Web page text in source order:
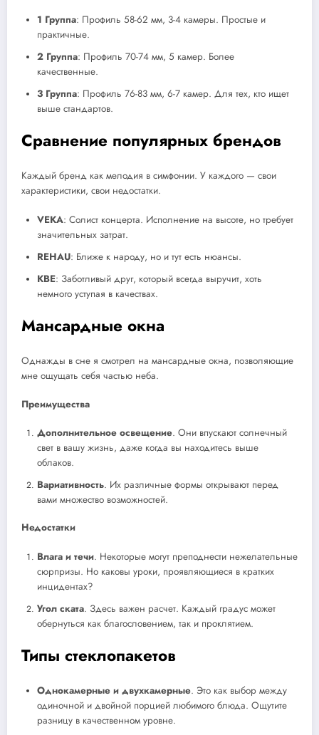
1 Группа: Профиль 58-62 мм, 3-4 камеры. Простые и
практичные.
2 Группа: Профиль 70-74 мм, 5 камер. Более
качественные.
3 Группа: Профиль 76-83 мм, 6-7 камер. Для тех, кто ищет
выше стандартов.
Сравнение популярных брендов
Каждый бренд как мелодия в симфонии. У каждого — свои
характеристики, свои недостатки.
VEKA: Солист концерта. Исполнение на высоте, но требует
значительных затрат.
REHAU: Ближе к народу, но и тут есть нюансы.
KBE: Заботливый друг, который всегда выручит, хоть
немного уступая в качествах.
Мансардные окна
Однажды в сне я смотрел на мансардные окна, позволяющие
мне ощущать себя частью неба.
Преимущества
Дополнительное освещение. Они впускают солнечный
свет в вашу жизнь, даже когда вы находитесь выше
облаков.
Вариативность. Их различные формы открывают перед
вами множество возможностей.
Недостатки
Влага и течи. Некоторые могут преподнести нежелательные
сюрпризы. Но каковы уроки, проявляющиеся в кратких
инцидентах?
Угол ската. Здесь важен расчет. Каждый градус может
обернуться как благословением, так и проклятием.
Типы стеклопакетов
Однокамерные и двухкамерные. Это как выбор между
одиночной и двойной порцией любимого блюда. Ощутите
разницу в качественном уровне.